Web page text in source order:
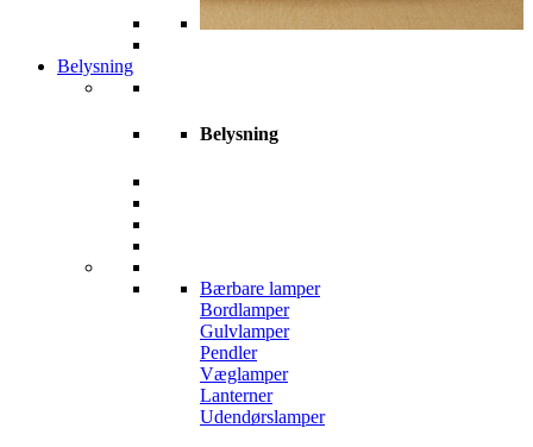
Belysning
Belysning
Bærbare lamper
Bordlamper
Gulvlamper
Pendler
Væglamper
Lanterner
Udendørslamper